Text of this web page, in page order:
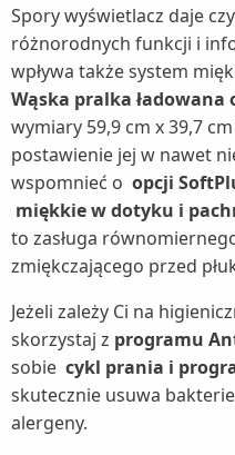
Spory wyświetlacz daje
różnorodnych funkcji i
wpływa także system
Wąska pralka ładowana
wymiary 59,9 cm x 39,7
postawienie jej w nawet
wspomnieć o opcji
miękkie w dotyku i
to zasługa
zmiękczającego przed
Jeżeli zależy Ci na
skorzystaj z programu
sobie cykl prania i
skutecznie usuwa
alergeny.